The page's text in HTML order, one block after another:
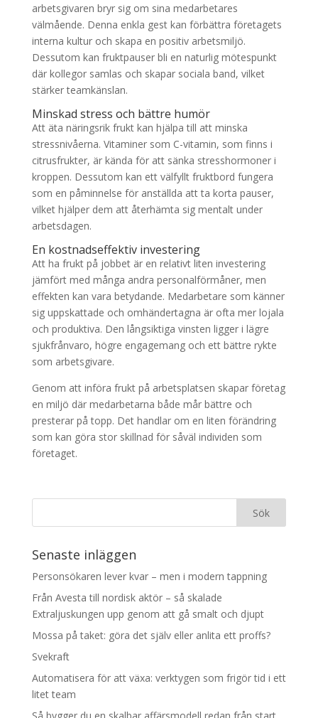
arbetsgivaren bryr sig om sina medarbetares
välmående. Denna enkla gest kan förbättra företagets
interna kultur och skapa en positiv arbetsmiljö.
Dessutom kan fruktpauser bli en naturlig mötespunkt
där kollegor samlas och skapar sociala band, vilket
stärker teamkänslan.
Minskad stress och bättre humör
Att äta näringsrik frukt kan hjälpa till att minska
stressnivåerna. Vitaminer som C-vitamin, som finns i
citrusfrukter, är kända för att sänka stresshormoner i
kroppen. Dessutom kan ett välfyllt fruktbord fungera
som en påminnelse för anställda att ta korta pauser,
vilket hjälper dem att återhämta sig mentalt under
arbetsdagen.
En kostnadseffektiv investering
Att ha frukt på jobbet är en relativt liten investering
jämfört med många andra personalförmåner, men
effekten kan vara betydande. Medarbetare som känner
sig uppskattade och omhändertagna är ofta mer lojala
och produktiva. Den långsiktiga vinsten ligger i lägre
sjukfrånvaro, högre engagemang och ett bättre rykte
som arbetsgivare.
Genom att införa frukt på arbetsplatsen skapar företag
en miljö där medarbetarna både mår bättre och
presterar på topp. Det handlar om en liten förändring
som kan göra stor skillnad för såväl individen som
företaget.
Senaste inläggen
Personsökaren lever kvar – men i modern tappning
Från Avesta till nordisk aktör – så skalade
Extraljuskungen upp genom att gå smalt och djupt
Mossa på taket: göra det själv eller anlita ett proffs?
Svekraft
Automatisera för att växa: verktygen som frigör tid i ett
litet team